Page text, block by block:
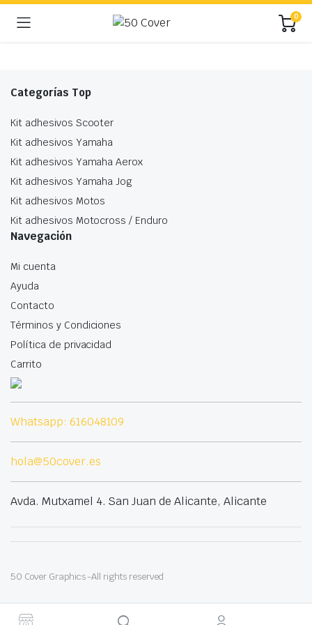
0
Categorías Top
Kit adhesivos Scooter
Kit adhesivos Yamaha
Kit adhesivos Yamaha Aerox
Kit adhesivos Yamaha Jog
Kit adhesivos Motos
Kit adhesivos Motocross / Enduro
Navegación
Mi cuenta
Ayuda
Contacto
Términos y Condiciones
Política de privacidad
Carrito
Whatsapp: 616048109
hola@50cover.es
Avda. Mutxamel 4. San Juan de Alicante, Alicante
50 Cover Graphics -All rights reserved